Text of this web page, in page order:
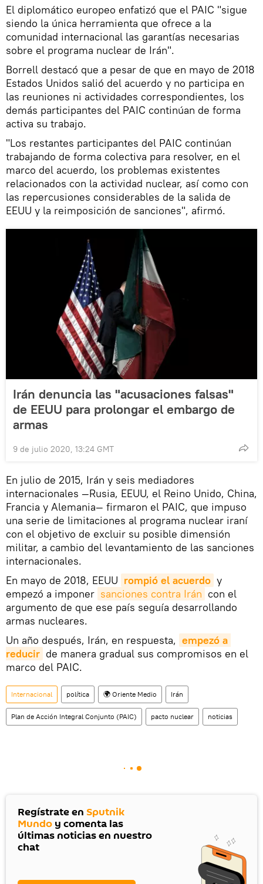
El diplomático europeo enfatizó que el PAIC "sigue
siendo la única herramienta que ofrece a la
comunidad internacional las garantías necesarias
sobre el programa nuclear de Irán".
Borrell destacó que a pesar de que en mayo de 2018
Estados Unidos salió del acuerdo y no participa en
las reuniones ni actividades correspondientes, los
demás participantes del PAIC continúan de forma
activa su trabajo.
"Los restantes participantes del PAIC continúan
trabajando de forma colectiva para resolver, en el
marco del acuerdo, los problemas existentes
relacionados con la actividad nuclear, así como con
las repercusiones considerables de la salida de
EEUU y la reimposición de sanciones", afirmó.
Irán denuncia las "acusaciones falsas"
de EEUU para prolongar el embargo de
armas
9 de julio 2020, 13:24 GMT
En julio de 2015, Irán y seis mediadores
internacionales —Rusia, EEUU, el Reino Unido, China,
Francia y Alemania— firmaron el PAIC, que impuso
una serie de limitaciones al programa nuclear iraní
con el objetivo de excluir su posible dimensión
militar, a cambio del levantamiento de las sanciones
internacionales.
En mayo de 2018, EEUU rompió el acuerdo y
empezó a imponer sanciones contra Irán con el
argumento de que ese país seguía desarrollando
armas nucleares.
Un año después, Irán, en respuesta, empezó a
reducir de manera gradual sus compromisos en el
marco del PAIC.
Internacional política 🌍 Oriente Medio Irán
Plan de Acción Integral Conjunto (PAIC) pacto nuclear noticias
Regístrate en Sputnik
Mundo y comenta las
últimas noticias en nuestro
chat